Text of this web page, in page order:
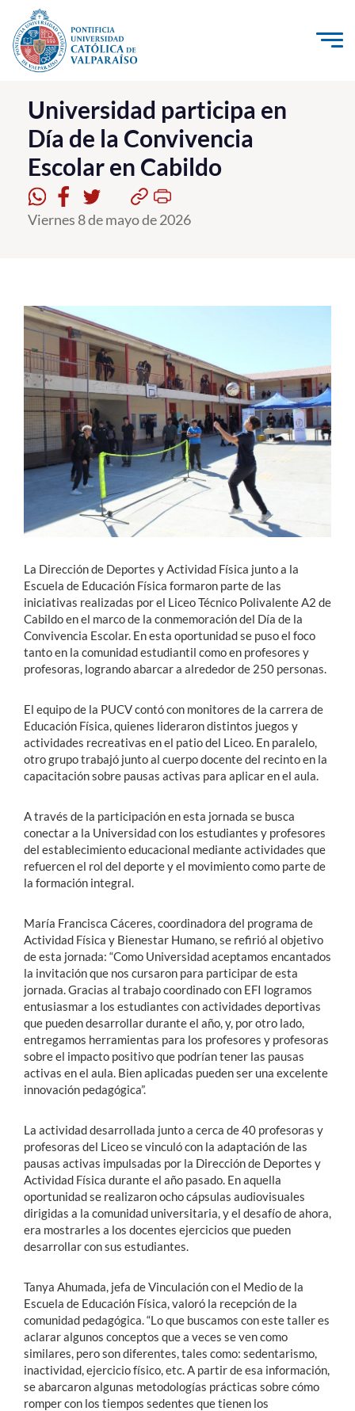
Click acá para ir directamente al contenido
La Universidad
Investigación, Creación e Innovación
PUCV Internacional
Vinculación con el Medio
Postgrado
Formación Continua
Estudiantes
Académicos
Funcionarios
Universidad participa en
Día de la Convivencia
Escolar en Cabildo
Viernes 8 de mayo de 2026
La Dirección de Deportes y Actividad Física junto a la
Escuela de Educación Física formaron parte de las
iniciativas realizadas por el Liceo Técnico Polivalente A2 de
Cabildo en el marco de la conmemoración del Día de la
Convivencia Escolar. En esta oportunidad se puso el foco
tanto en la comunidad estudiantil como en profesores y
profesoras, logrando abarcar a alrededor de 250 personas.
El equipo de la PUCV contó con monitores de la carrera de
Educación Física, quienes lideraron distintos juegos y
actividades recreativas en el patio del Liceo. En paralelo,
otro grupo trabajó junto al cuerpo docente del recinto en la
capacitación sobre pausas activas para aplicar en el aula.
A través de la participación en esta jornada se busca
conectar a la Universidad con los estudiantes y profesores
del establecimiento educacional mediante actividades que
refuercen el rol del deporte y el movimiento como parte de
la formación integral.
María Francisca Cáceres, coordinadora del programa de
Actividad Física y Bienestar Humano, se refirió al objetivo
de esta jornada: “Como Universidad aceptamos encantados
la invitación que nos cursaron para participar de esta
jornada. Gracias al trabajo coordinado con EFI logramos
entusiasmar a los estudiantes con actividades deportivas
que pueden desarrollar durante el año, y, por otro lado,
entregamos herramientas para los profesores y profesoras
sobre el impacto positivo que podrían tener las pausas
activas en el aula. Bien aplicadas pueden ser una excelente
innovación pedagógica”.
La actividad desarrollada junto a cerca de 40 profesoras y
profesoras del Liceo se vinculó con la adaptación de las
pausas activas impulsadas por la Dirección de Deportes y
Actividad Física durante el año pasado. En aquella
oportunidad se realizaron ocho cápsulas audiovisuales
dirigidas a la comunidad universitaria, y el desafío de ahora,
era mostrarles a los docentes ejercicios que pueden
desarrollar con sus estudiantes.
Tanya Ahumada, jefa de Vinculación con el Medio de la
Escuela de Educación Física, valoró la recepción de la
comunidad pedagógica. “Lo que buscamos con este taller es
aclarar algunos conceptos que a veces se ven como
similares, pero son diferentes, tales como: sedentarismo,
inactividad, ejercicio físico, etc. A partir de esa información,
se abarcaron algunas metodologías prácticas sobre cómo
romper con los tiempos sedentes que tienen los